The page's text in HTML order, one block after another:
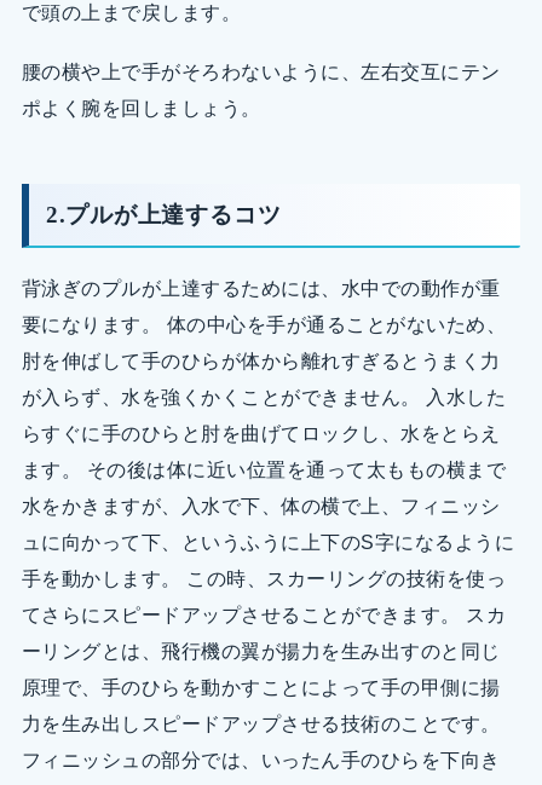
で頭の上まで戻します。
腰の横や上で手がそろわないように、左右交互にテン
ポよく腕を回しましょう。
2.プルが上達するコツ
背泳ぎのプルが上達するためには、水中での動作が重
要になります。 体の中心を手が通ることがないため、
肘を伸ばして手のひらが体から離れすぎるとうまく力
が入らず、水を強くかくことができません。 入水した
らすぐに手のひらと肘を曲げてロックし、水をとらえ
ます。 その後は体に近い位置を通って太ももの横まで
水をかきますが、入水で下、体の横で上、フィニッシ
ュに向かって下、というふうに上下のS字になるように
手を動かします。 この時、スカーリングの技術を使っ
てさらにスピードアップさせることができます。 スカ
ーリングとは、飛行機の翼が揚力を生み出すのと同じ
原理で、手のひらを動かすことによって手の甲側に揚
力を生み出しスピードアップさせる技術のことです。
フィニッシュの部分では、いったん手のひらを下向き